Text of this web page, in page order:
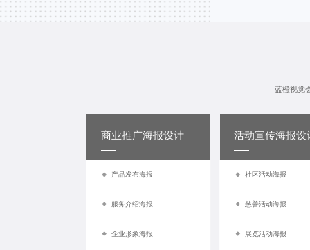
蓝橙视觉
商业推广海报设计
产品发布海报
服务介绍海报
企业形象海报
活动宣传海报设
社区活动海报
慈善活动海报
展览活动海报